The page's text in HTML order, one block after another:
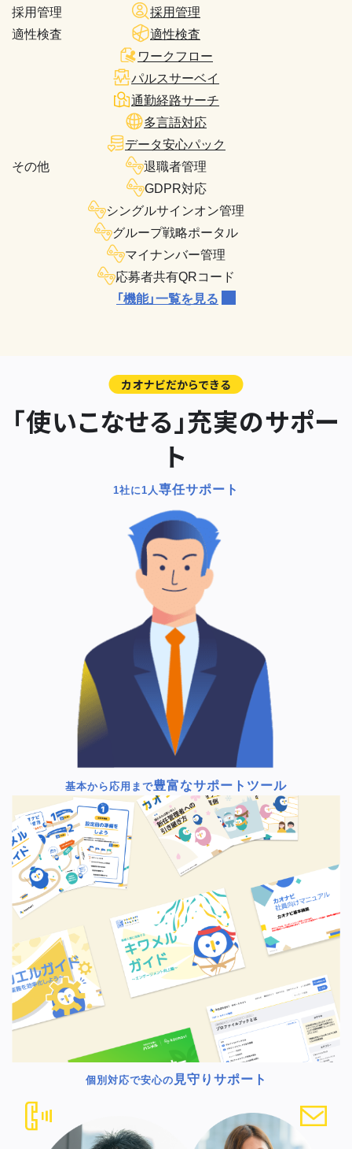
採用管理
採用管理
適性検査
適性検査
その他
ワークフロー
パルスサーベイ
通勤経路サーチ
多言語対応
データ安心パック
退職者管理
GDPR対応
シングルサインオン管理
グループ戦略ポータル
マイナンバー管理
応募者共有QRコード
「機能」一覧を見る
カオナビだからできる
「使いこなせる」充実のサポー
ト
1社に1人専任サポート
基本から応用まで豊富なサポートツール
個別対応で安心の 見守りサポート